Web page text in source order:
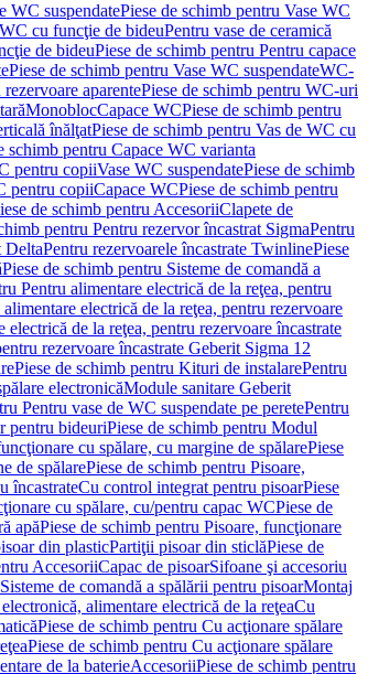
WC suspendatePiese de schimb pentru Vase WC
cu funcţie de bideuPentru vase de ceramică
de bideuPiese de schimb pentru Pentru capace
Piese de schimb pentru Vase WC suspendateWC-
aparentePiese de schimb pentru WC-uri
MonoblocCapace WCPiese de schimb pentru
înălţatPiese de schimb pentru Vas de WC cu
schimb pentru Capace WC varianta
pentru copiiVase WC suspendatePiese de schimb
pentru copiiCapace WCPiese de schimb pentru
de schimb pentru AccesoriiClapete de
pentru Pentru rezervor încastrat SigmaPentru
DeltaPentru rezervoarele încastrate TwinlinePiese
Piese de schimb pentru Sisteme de comandă a
Pentru alimentare electrică de la reţea, pentru
electrică de la reţea, pentru rezervoare
de la reţea, pentru rezervoare încastrate
rezervoare încastrate Geberit Sigma 12
Piese de schimb pentru Kituri de instalarePentru
electronicăModule sanitare Geberit
Pentru vase de WC suspendate pe peretePentru
pentru bideuriPiese de schimb pentru Modul
cu spălare, cu margine de spălarePiese
de spălarePiese de schimb pentru Pisoare,
încastrateCu control integrat pentru pisoarPiese
cu spălare, cu/pentru capac WCPiese de
apăPiese de schimb pentru Pisoare, funcţionare
din plasticPartiţii pisoar din sticlăPiese de
AccesoriiCapac de pisoarSifoane şi accesoriu
Sisteme de comandă a spălării pentru pisoarMontaj
alimentare electrică de la reţeaCu
Piese de schimb pentru Cu acţionare spălare
Piese de schimb pentru Cu acţionare spălare
de la baterieAccesoriiPiese de schimb pentru